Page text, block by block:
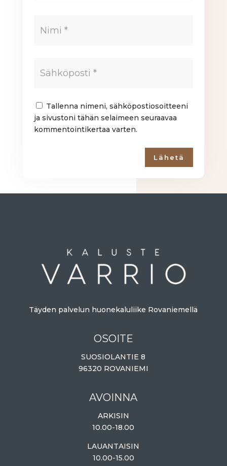
Tallenna nimeni, sähköpostiosoitteeni
ja sivustoni tähän selaimeen seuraavaa
kommentointikertaa varten.
Lähetä
Täyden palvelun huonekaluliike Rovaniemellä
OSOITE
SUOSIOLANTIE 8
96320 ROVANIEMI
AVOINNA
ARKISIN
10.00-18.00
LAUANTAISIN
10.00-15.00